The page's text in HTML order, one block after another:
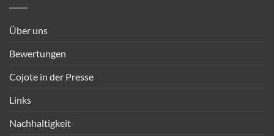
Über uns
Bewertungen
Cojote in der Presse
Links
Nachhaltigkeit